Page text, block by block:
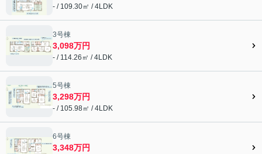
- / 109.30㎡ / 4LDK
3号棟
3,098万円
- / 114.26㎡ / 4LDK
5号棟
3,298万円
- / 105.98㎡ / 4LDK
6号棟
3,348万円